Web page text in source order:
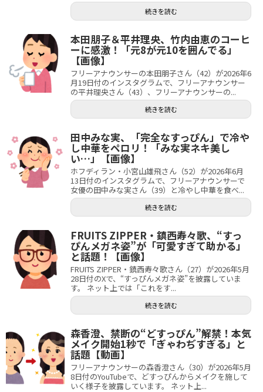
続きを読む
本田朋子＆平井理央、竹内由恵のコーヒ
ーに感激！「元8が元10を囲んでる」
【画像】
フリーアナウンサーの本田朋子さん（42）が2026年6
月19日付のインスタグラムで、フリーアナウンサー
の平井理央さん（43）、フリーアナウンサーの...
続きを読む
田中みな実、「完全なすっぴん」で冷や
し中華をペロリ！「みな実ネキ美し
い…」【画像】
ホフディラン・小宮山雄飛さん（52）が2026年6月
13日付のインスタグラムで、フリーアナウンサーで
女優の田中みな実さん（39）と冷やし中華を食べ...
続きを読む
FRUITS ZIPPER・鎮西寿々歌、“すっ
ぴんメガネ姿”が「可愛すぎて助かる」
と話題！【画像】
FRUITS ZIPPER・鎮西寿々歌さん（27）が2026年5月
28日付のXで、“すっぴんメガネ姿”を披露していま
す。 ネット上では「これをす...
続きを読む
森香澄、禁断の“どすっぴん”解禁！本気
メイク開始1秒で「ぎゃわぢすぎる」と
話題【動画】
フリーアナウンサーの森香澄さん（30）が2026年5月
8日付のYouTubeで、どすっぴんからメイクを施して
いく様子を披露しています。 ネット上...